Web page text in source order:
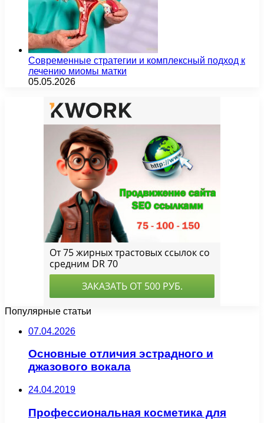
Современные стратегии и комплексный подход к
лечению миомы матки
05.05.2026
Популярные статьи
07.04.2026
Основные отличия эстрадного и
джазового вокала
24.04.2019
Профессиональная косметика для